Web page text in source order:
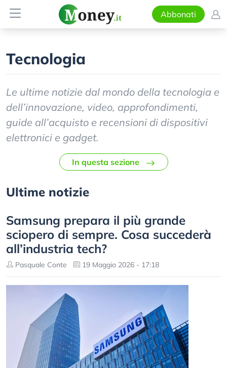
Abbonati
Tecnologia
Le ultime notizie dal mondo della tecnologia e
dell’innovazione, video, approfondimenti,
guide all’acquisto e recensioni di dispositivi
elettronici e gadget.
In questa sezione
Ultime notizie
Samsung prepara il più grande
sciopero di sempre. Cosa succederà
all’industria tech?
Pasquale Conte 19 Maggio 2026 - 17:18